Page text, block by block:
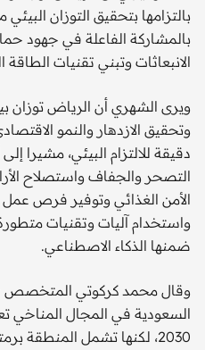
بالتزامها بتحقيق التوزان
بالمشاركة الفاعلة في جهود
الانبعاثات وتبني تقنيات الطاقة
ويرى الشهري أن الرياض توزان
وتحقيق الازدهار والنمو
دقيقة للالتزام البيئي، مشيرا
التصحر والجفاف واستصلاح
الأمن الغذائي وتوفير فرص
واستخدام آليات وتقنيات
ضمنها الذكاء الاصطناعي.
وقال محمد كركوتي المتخصص
السعودية في المجال المناخي
2030، لكنها تشمل المنطقة